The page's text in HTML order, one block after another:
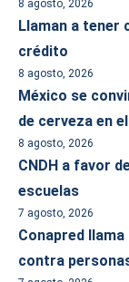
8 agosto, 2026
Llaman a tener
crédito
8 agosto, 2026
México se
de cerveza en
8 agosto, 2026
CNDH a favor
escuelas
7 agosto, 2026
Conapred
contra